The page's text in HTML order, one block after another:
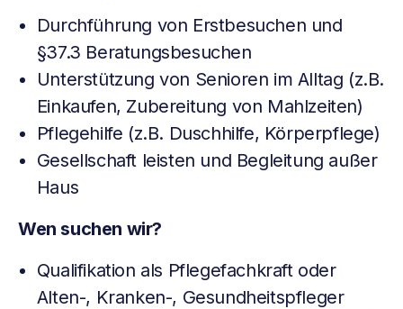
Durchführung von Erstbesuchen und
§37.3 Beratungsbesuchen
Unterstützung von Senioren im Alltag (z.B.
Einkaufen, Zubereitung von Mahlzeiten)
Pflegehilfe (z.B. Duschhilfe, Körperpflege)
Gesellschaft leisten und Begleitung außer
Haus
Wen suchen wir?
Qualifikation als Pflegefachkraft oder
Alten-, Kranken-, Gesundheitspfleger